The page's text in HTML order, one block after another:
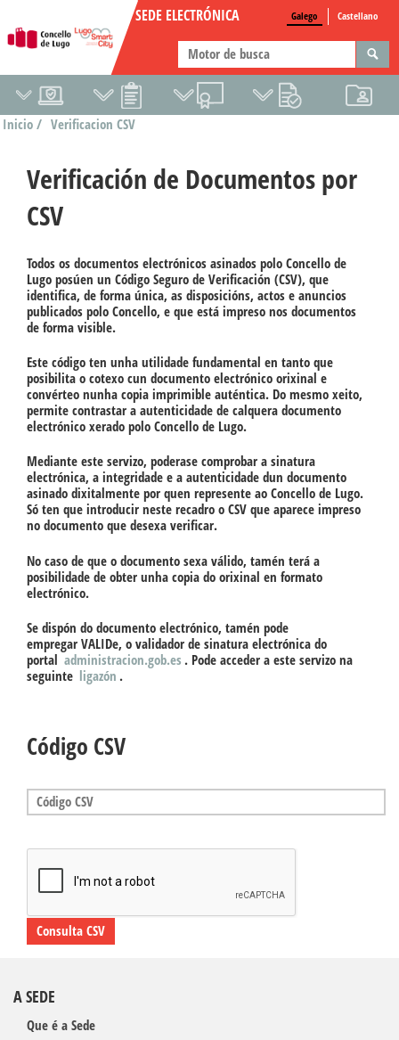
SEDE ELECTRÓNICA Galego Castellano
Inicio / Verificacion CSV
Verificación de Documentos por
CSV
Todos os documentos electrónicos asinados polo Concello de
Lugo posúen un Código Seguro de Verificación (CSV), que
identifica, de forma única, as disposicións, actos e anuncios
publicados polo Concello, e que está impreso nos documentos
de forma visible.
Este código ten unha utilidade fundamental en tanto que
posibilita o cotexo cun documento electrónico orixinal e
convérteo nunha copia imprimible auténtica. Do mesmo xeito,
permite contrastar a autenticidade de calquera documento
electrónico xerado polo Concello de Lugo.
Mediante este servizo, poderase comprobar a sinatura
electrónica, a integridade e a autenticidade dun documento
asinado dixitalmente por quen represente ao Concello de Lugo.
Só ten que introducir neste recadro o CSV que aparece impreso
no documento que desexa verificar.
No caso de que o documento sexa válido, tamén terá a
posibilidade de obter unha copia do orixinal en formato
electrónico.
Se dispón do documento electrónico, tamén pode
empregar VALIDe, o validador de sinatura electrónica do
portal administracion.gob.es . Pode acceder a este servizo na
seguinte ligazón .
Código CSV
Consulta CSV
A SEDE
Que é a Sede